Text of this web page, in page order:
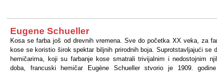
Eugene Schueller
Kosa se farba još od drevnih vremena. Sve do početka XX veka, za
kose se koristio širok spektar biljnih prirodnih boja. Suprotstavljajući se
hemičarima, koji su farbanje kose smatrali trivijalnim i nedostojnim
doba, francuski hemičar Eugène Schueller stvorio je 1909.